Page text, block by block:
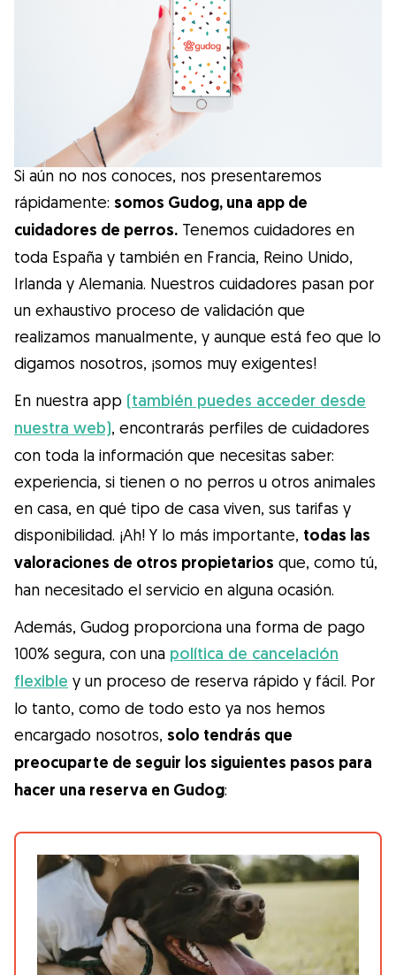
Educación Canina
Más contenido
Razas
Buscar cuidadores
¿Qué es Gudog?
Gudog es la forma más fácil de encontrar y
reservar con el cuidador de perros
perfecto. ¡Miles de cuidadores están
disponibles para cuidar de tu perro como si
fuera un miembro más de su familia! Todas
las reservas incluyen Cobertura Veterinaria
y cancelación gratuíta
Descubre Gudog
Si aún no nos conoces, nos presentaremos
rápidamente: somos Gudog, una app de
cuidadores de perros. Tenemos cuidadores en
toda España y también en Francia, Reino Unido,
Irlanda y Alemania. Nuestros cuidadores pasan por
un exhaustivo proceso de validación que
realizamos manualmente, y aunque está feo que lo
digamos nosotros, ¡somos muy exigentes!
En nuestra app (también puedes acceder desde
nuestra web), encontrarás perfiles de cuidadores
con toda la información que necesitas saber:
experiencia, si tienen o no perros u otros animales
en casa, en qué tipo de casa viven, sus tarifas y
disponibilidad. ¡Ah! Y lo más importante, todas las
valoraciones de otros propietarios que, como tú,
han necesitado el servicio en alguna ocasión.
Además, Gudog proporciona una forma de pago
100% segura, con una política de cancelación
flexible y un proceso de reserva rápido y fácil. Por
lo tanto, como de todo esto ya nos hemos
encargado nosotros, solo tendrás que
preocuparte de seguir los siguientes pasos para
hacer una reserva en Gudog: